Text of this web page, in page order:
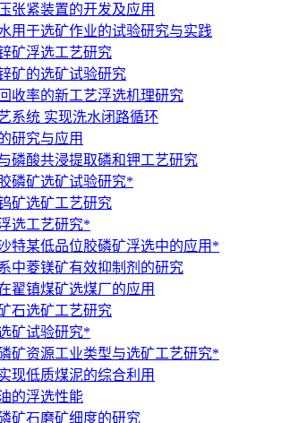
张紧装置的开发及应用
用于选矿作业的试验研究与实践
矿浮选工艺研究
矿的选矿试验研究
收率的新工艺浮选机理研究
系统 实现洗水闭路循环
研究与应用
磷酸共浸提取磷和钾工艺研究
磷矿选矿试验研究*
矿选矿工艺研究
选工艺研究*
特某低品位胶磷矿浮选中的应用*
中菱镁矿有效抑制剂的研究
翟镇煤矿选煤厂的应用
石选矿工艺研究
矿试验研究*
矿资源工业类型与选矿工艺研究*
现低质煤泥的综合利用
的浮选性能
矿石磨矿细度的研究